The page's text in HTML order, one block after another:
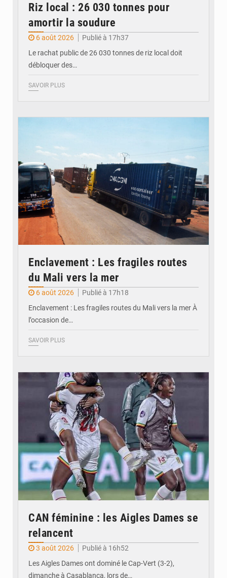
Riz local : 26 030 tonnes pour
amortir la soudure
6 août 2026
Publié à 17h37
Le rachat public de 26 030 tonnes de riz local doit
débloquer des…
SAVOIR PLUS
Enclavement : Les fragiles routes
du Mali vers la mer
6 août 2026
Publié à 17h18
Enclavement : Les fragiles routes du Mali vers la mer À
l’occasion de…
SAVOIR PLUS
© FEMAFOOT
CAN féminine : les Aigles Dames se
relancent
3 août 2026
Publié à 16h52
Les Aigles Dames ont dominé le Cap-Vert (3-2),
dimanche à Casablanca, lors de…